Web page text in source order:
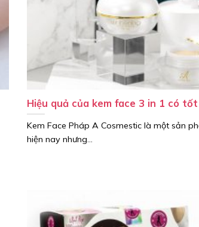
Hiệu quả của kem face 3 in 1 có
Kem Face Pháp A Cosmestic là một sản
hiện nay nhưng...